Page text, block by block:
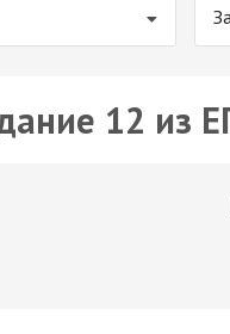
12 из